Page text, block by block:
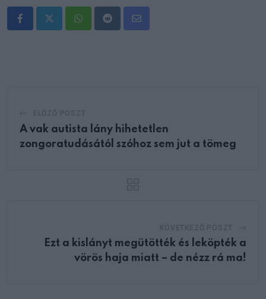
WhatsappRedditShare
A vak autista lány hihetetlen
zongoratudásától szóhoz sem jut a tömeg
Ezt a kislányt megütötték és leköpték a
vörös haja miatt – de nézz rá ma!